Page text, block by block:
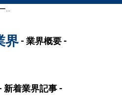
界 - 業界概要 -
新着業界記事 -